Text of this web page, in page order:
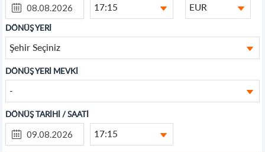
17:15 EUR
DÖNÜŞ YERİ
Şehir Seçiniz
DÖNÜŞ YERİ MEVKİ
-
DÖNÜŞ TARİHİ / SAATİ
17:15